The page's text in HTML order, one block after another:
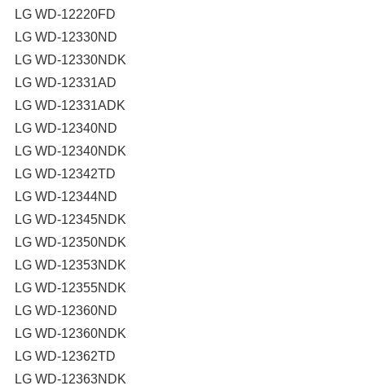
LG WD-12220FD
LG WD-12330ND
LG WD-12330NDK
LG WD-12331AD
LG WD-12331ADK
LG WD-12340ND
LG WD-12340NDK
LG WD-12342TD
LG WD-12344ND
LG WD-12345NDK
LG WD-12350NDK
LG WD-12353NDK
LG WD-12355NDK
LG WD-12360ND
LG WD-12360NDK
LG WD-12362TD
LG WD-12363NDK